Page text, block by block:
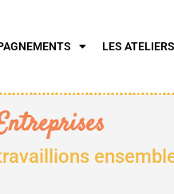
LES ATELIERS